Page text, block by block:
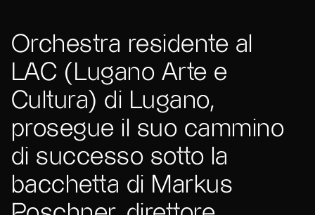
Orchestra residente al
LAC (Lugano Arte e
Cultura) di Lugano,
prosegue il suo cammino
di successo sotto la
bacchetta di Markus